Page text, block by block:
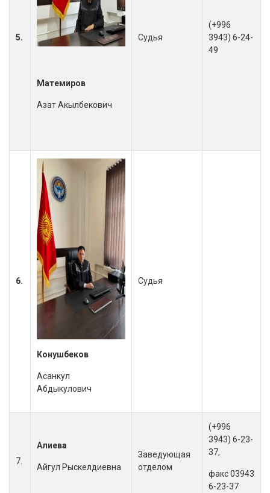
5.
Матемиров
Азат Акылбекович
Судья
(+996
3943) 6-24-
49
6.
Конушбеков
Асанкул
Абдыкулович
Судья
7.
Алиева
Айгул Рыскелдиевна
Заведующая
отделом
(+996
3943) 6-23-
37,
факс 03943
6-23-37